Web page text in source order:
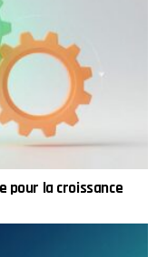
pour la croissance